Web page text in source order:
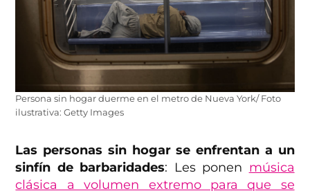
Persona sin hogar duerme en el metro de Nueva York/ Foto
ilustrativa: Getty Images
Las personas sin hogar se enfrentan a un
sinfín de barbaridades: Les ponen música
clásica a volumen extremo para que se